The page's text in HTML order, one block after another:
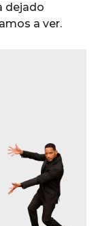
dejado
a ver.